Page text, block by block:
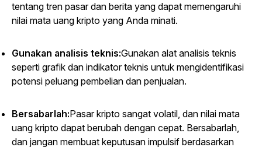
tentang tren pasar dan berita yang dapat memengaruhi
nilai mata uang kripto yang Anda minati.
Gunakan analisis teknis:Gunakan alat analisis teknis
seperti grafik dan indikator teknis untuk mengidentifikasi
potensi peluang pembelian dan penjualan.
Bersabarlah:Pasar kripto sangat volatil, dan nilai mata
uang kripto dapat berubah dengan cepat. Bersabarlah,
dan jangan membuat keputusan impulsif berdasarkan